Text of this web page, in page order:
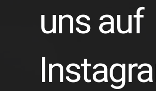
uns auf